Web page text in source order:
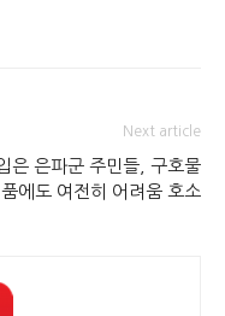
Next article
은 은파군 주민들, 구호물
품에도 여전히 어려움 호소